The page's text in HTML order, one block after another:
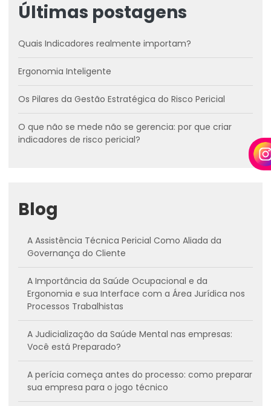
Últimas postagens
Quais Indicadores realmente importam?
Ergonomia Inteligente
Os Pilares da Gestão Estratégica do Risco Pericial
O que não se mede não se gerencia: por que criar
indicadores de risco pericial?
Blog
A Assistência Técnica Pericial Como Aliada da
Governança do Cliente
A Importância da Saúde Ocupacional e da
Ergonomia e sua Interface com a Área Jurídica nos
Processos Trabalhistas
A Judicialização da Saúde Mental nas empresas:
Você está Preparado?
A perícia começa antes do processo: como preparar
sua empresa para o jogo técnico